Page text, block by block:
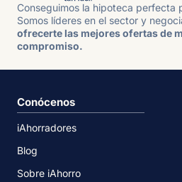
Conseguimos la hipoteca perfecta
Somos líderes en el sector y
ofrecerte las mejores ofertas de
compromiso.
Conócenos
iAhorradores
Blog
Sobre iAhorro